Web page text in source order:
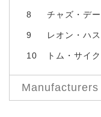
8 チャズ・デ
9 レオン・ハ
10 トム・サイ
Manufacturers